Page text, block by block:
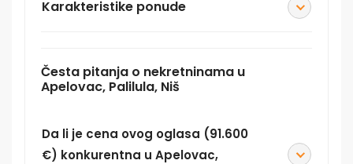
Karakteristike ponude
Česta pitanja o nekretninama u
Apelovac, Palilula, Niš
Da li je cena ovog oglasa (91.600
€) konkurentna u Apelovac,